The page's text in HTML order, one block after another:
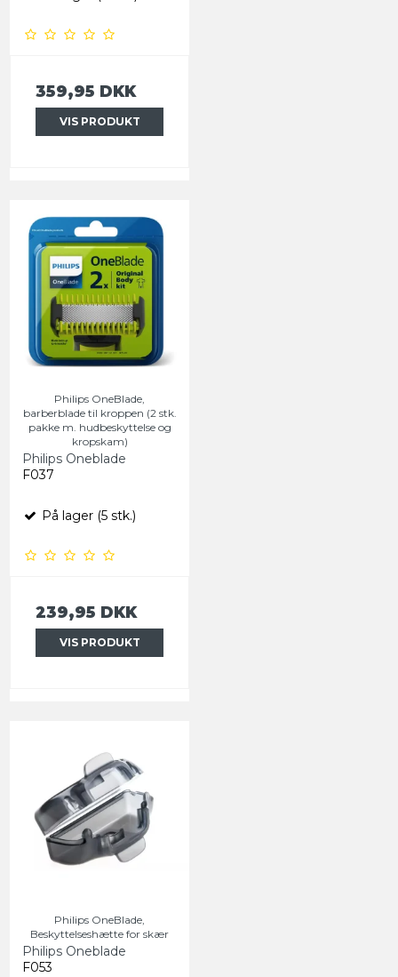
359,95 DKK
VIS PRODUKT
Philips OneBlade,
barberblade til kroppen (2 stk.
pakke m. hudbeskyttelse og
kropskam)
Philips Oneblade
F037
På lager (5 stk.)
239,95 DKK
VIS PRODUKT
Philips OneBlade,
Beskyttelseshætte for skær
Philips Oneblade
F053